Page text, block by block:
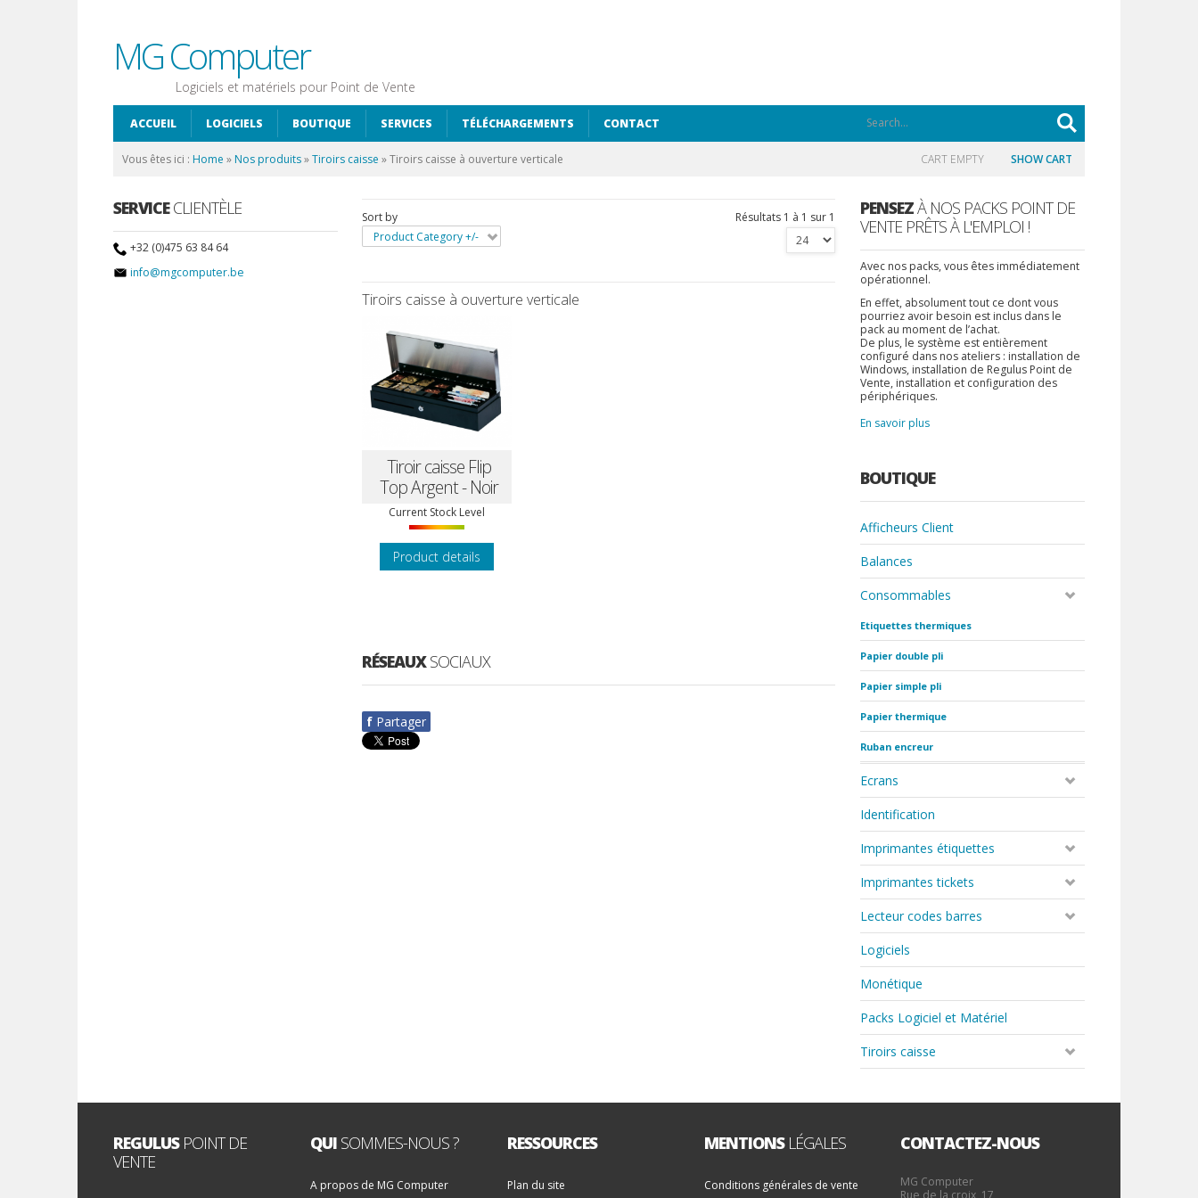
MG Computer
Logiciels et matériels pour Point de Vente
ACCUEIL LOGICIELS BOUTIQUE SERVICES TÉLÉCHARGEMENTS CONTACT
Vous êtes ici : Home » Nos produits»Tiroirs caisse »Tiroirs caisse à ouverture verticale CART EMPTY SHOW CART
SERVICECLIENTÈLE
+32 (0)475 63 84 64
info@mgcomputer.be
Sort by
Product Category +/-
Résultats 1 à 1 sur 1
Tiroirs caisse à ouverture verticale
Tiroir caisse Flip
Top Argent - Noir
Current Stock Level
Product details
RÉSEAUXSOCIAUX
f Partager
PENSEZÀ NOS PACKS POINT DE
VENTE PRÊTS À L'EMPLOI !
Avec nos packs, vous êtes immédiatement
opérationnel.
En effet, absolument tout ce dont vous
pourriez avoir besoin est inclus dans le
pack au moment de l’achat.
De plus, le système est entièrement
configuré dans nos ateliers : installation de
Windows, installation de Regulus Point de
Vente, installation et configuration des
périphériques.
En savoir plus
BOUTIQUE
Afficheurs Client
Balances
Consommables
Etiquettes thermiques
Papier double pli
Papier simple pli
Papier thermique
Ruban encreur
Ecrans
Identification
Imprimantes étiquettes
Imprimantes tickets
Lecteur codes barres
Logiciels
Monétique
Packs Logiciel et Matériel
Tiroirs caisse
REGULUSPOINT DE
VENTE
QUISOMMES-NOUS ?
A propos de MG Computer
RESSOURCES
Plan du site
MENTIONSLÉGALES
Conditions générales de vente
CONTACTEZ-NOUS
MG Computer
Rue de la croix, 17